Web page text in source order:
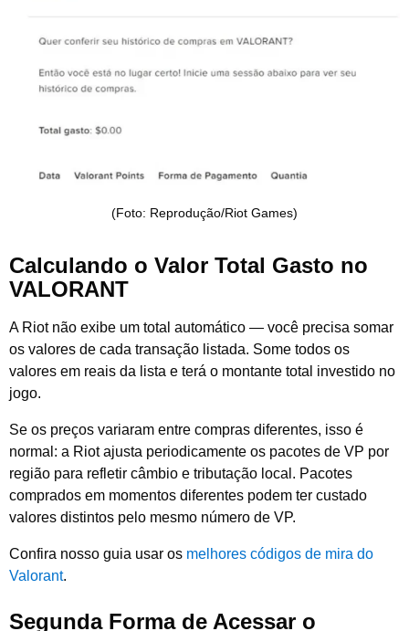
(Foto: Reprodução/Riot Games)
Calculando o Valor Total Gasto no
VALORANT
A Riot não exibe um total automático — você precisa somar
os valores de cada transação listada. Some todos os
valores em reais da lista e terá o montante total investido no
jogo.
Se os preços variaram entre compras diferentes, isso é
normal: a Riot ajusta periodicamente os pacotes de VP por
região para refletir câmbio e tributação local. Pacotes
comprados em momentos diferentes podem ter custado
valores distintos pelo mesmo número de VP.
Confira nosso guia usar os melhores códigos de mira do
Valorant.
Segunda Forma de Acessar o